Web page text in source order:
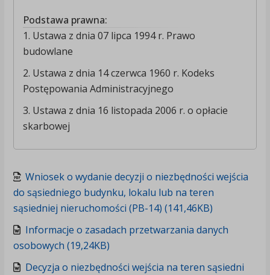
Podstawa prawna:
1. Ustawa z dnia 07 lipca 1994 r. Prawo
budowlane
2. Ustawa z dnia 14 czerwca 1960 r. Kodeks
Postępowania Administracyjnego
3. Ustawa z dnia 16 listopada 2006 r. o opłacie
skarbowej
Wniosek o wydanie decyzji o niezbędności wejścia
do sąsiedniego budynku, lokalu lub na teren
sąsiedniej nieruchomości (PB-14) (141,46KB)
Informacje o zasadach przetwarzania danych
osobowych (19,24KB)
Decyzja o niezbędności wejścia na teren sąsiedni